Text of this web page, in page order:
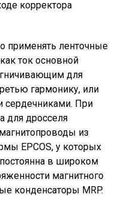
корректора
применять ленточные
ток основной
для
гармонику, или
При
для дросселя
из
EPCOS, у которых
в широком
магнитного
конденсаторы MRP.